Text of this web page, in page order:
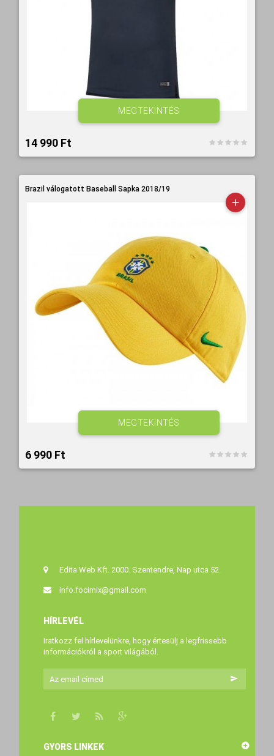
14 990 Ft‎
MEGTEKINTÉS
Brazil válogatott Baseball Sapka 2018/19
6 990 Ft‎
MEGTEKINTÉS
Edita Web Kft. 2000. Szentendre, Nap utca 52.
info.focimix@gmail.com
HÍRLEVÉL
Iratkozz fel hírlevelünkre, hogy értesülj a legfrissebb
információkról a sport világából.
GYORS LINKEK